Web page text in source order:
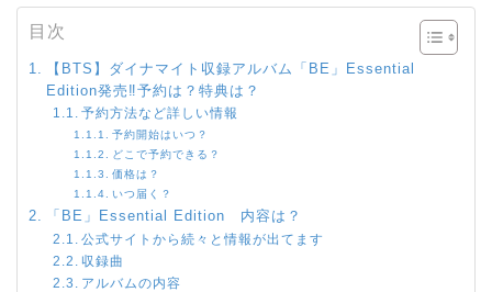
目次
【BTS】ダイナマイト収録アルバム「BE」Essential
Edition発売‼︎予約は？特典は？
予約方法など詳しい情報
予約開始はいつ？
どこで予約できる？
価格は？
いつ届く？
「BE」Essential Edition 内容は？
公式サイトから続々と情報が出てます
収録曲
アルバムの内容